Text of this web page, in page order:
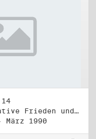
Titel: Initiative Frieden und Menschenrechte, Volkskammerwahl 18.3.1990
1990